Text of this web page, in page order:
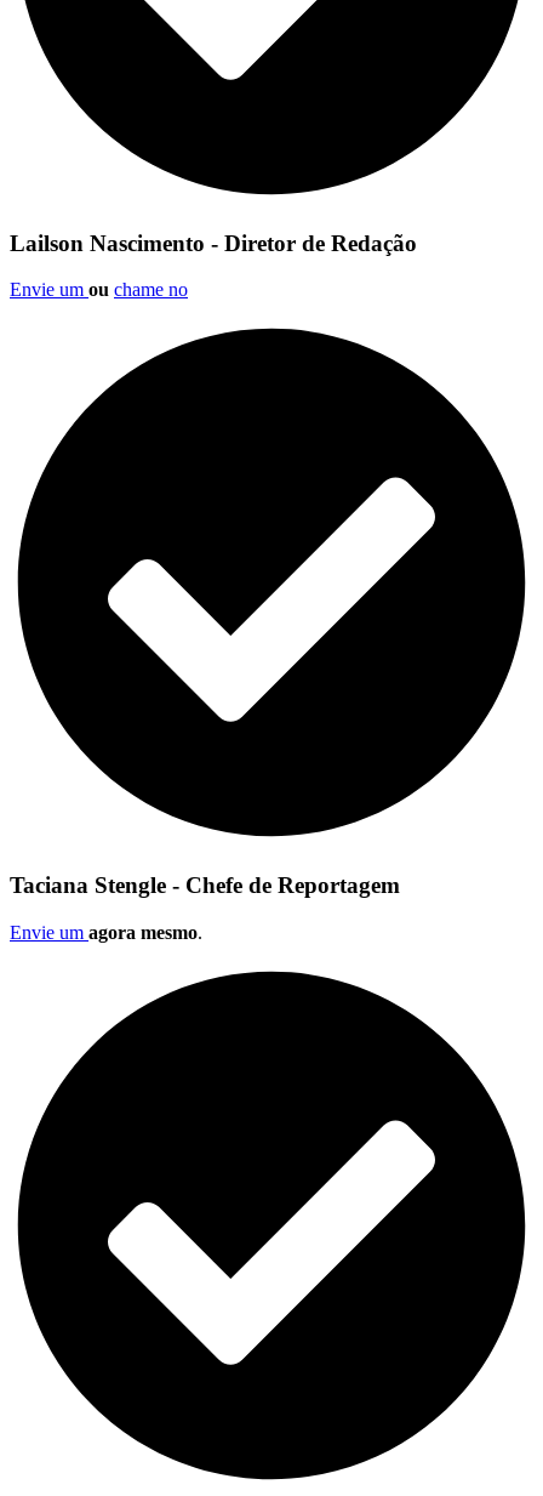
Lailson Nascimento - Diretor de Redação
Envie um ou chame no
Taciana Stengle - Chefe de Reportagem
Envie um agora mesmo.